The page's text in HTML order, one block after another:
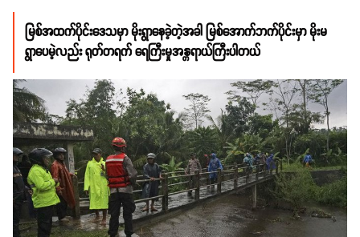
မြစ်အထက်ပိုင်းဒေသမှာ မိုးရွာနေခဲ့တဲ့အခါ မြစ်အောက်ဘက်ပိုင်းမှာ မိုးမ
ရွာပေမဲ့လည်း ရုတ်တရက် ရေကြီးမှုအန္တရာယ်ကြီးပါတယ်